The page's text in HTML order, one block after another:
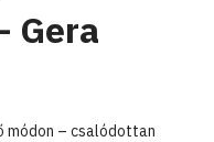
Gera
módon – csalódottan